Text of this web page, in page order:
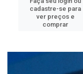
cadastre-se para
ver preços e
comprar